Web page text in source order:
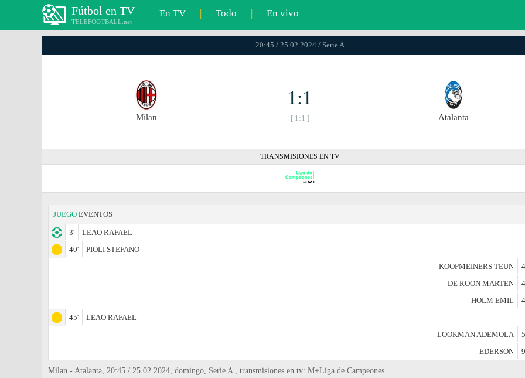
Fútbol en TV
TELEFOOTBALL.net
En TV | Todo | En vivo
20:45 / 25.02.2024 / Serie A
Milan
1:1
[ 1:1 ] Atalanta
TRANSMISIONES EN TV
JUEGO EVENTOS
3'
LEAO RAFAEL
40'
PIOLI STEFANO
KOOPMEINERS TEUN
DE ROON MARTEN
HOLM EMIL
45'
LEAO RAFAEL
LOOKMAN ADEMOLA
EDERSON
Milan - Atalanta, 20:45 / 25.02.2024, domingo, Serie A , transmisiones en tv: M+Liga de Campeones